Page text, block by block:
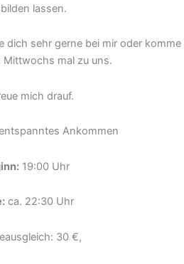
lassen.
dich sehr gerne bei mir oder komme
mal zu uns.
mich drauf.
Ankommen
19:00 Uhr
ca. 22:30 Uhr
30 €,